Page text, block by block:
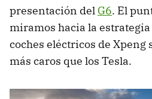
presentación del G6. El
miramos hacia la
coches eléctricos de Xpeng
más caros que los Tesla.